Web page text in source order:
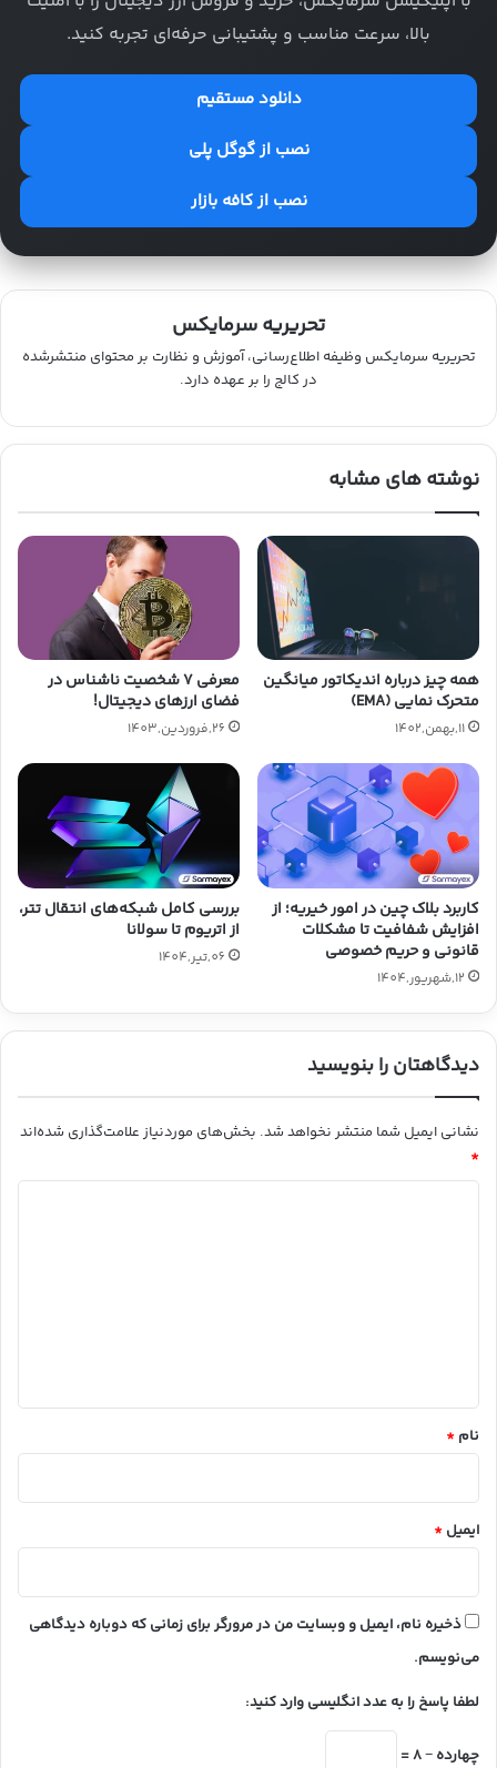
بالا، سرعت مناسب و پشتیبانی حرفه‌ای تجربه کنید.
دانلود مستقیم
نصب از گوگل پلی
نصب از کافه بازار
تحریریه سرمایکس
تحریریه سرمایکس وظیفه اطلاع‌رسانی، آموزش و نظارت بر محتوای منتشرشده
در کالج را بر عهده دارد.
نوشته های مشابه
همه چیز درباره اندیکاتور میانگین
متحرک‌ نمایی (EMA)
11,بهمن,1402
معرفی ۷ شخصیت ناشناس در
فضای ارزهای دیجیتال!
26,فروردین,1403
کاربرد بلاک چین در امور خیریه؛ از
افزایش شفافیت تا مشکلات
قانونی و حریم خصوصی
12,شهریور,1404
بررسی کامل شبکه‌های انتقال تتر،
از اتریوم تا سولانا
06,تیر,1404
دیدگاهتان را بنویسید
نشانی ایمیل شما منتشر نخواهد شد. بخش‌های موردنیاز علامت‌گذاری شده‌اند
*
نام *
ایمیل *
ذخیره نام، ایمیل و وبسایت من در مرورگر برای زمانی که دوباره دیدگاهی
می‌نویسم.
لطفا پاسخ را به عدد انگلیسی وارد کنید:
چهارده − 8 =